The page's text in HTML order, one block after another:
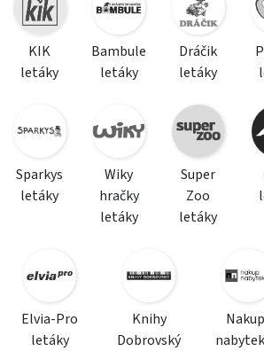
KIK
letáky
Bambule
letáky
Dráčik
letáky
Sparkys
letáky
Wiky
hračky
letáky
Super
Zoo
letáky
Elvia-Pro
letáky
Knihy
Dobrovský